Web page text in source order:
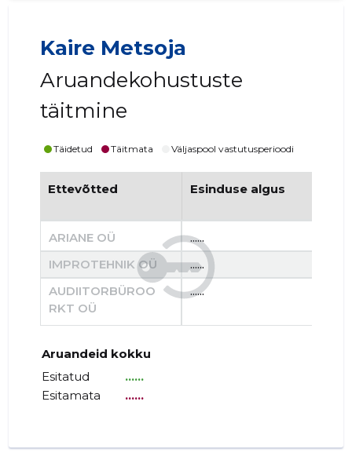
Kaire Metsoja
Aruandekohustuste
täitmine
Täidetud Täitmata Väljaspool vastutusperioodi
Ettevõtted Esinduse algus
ARIANE OÜ ......
IMPROTEHNIK OÜ
......
AUDIITORBÜROO
RKT OÜ
......
Aruandeid kokku
Esitatud
......
Esitamata
......